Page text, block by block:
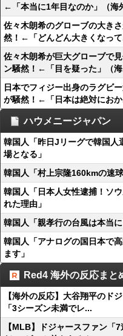
←「本当に1年目なのか」（海
佐々木朗希のグローブの大き
然！←「どんどん大きくなっ
佐々木朗希が巨大グローブで
ン騒然！←「目を疑った」（
日本でフィジー出身のラグビ
が騒然！←「日本は絶対にお
ハウメニージャパン
韓国人「昨日Jリーグで韓国人
場となる」
韓国人「村上宗隆160kmの速
韓国人「日本人女性逮捕！ソ
れた理由」
韓国人「親孝行の台風は本当
韓国人「アナログの国日本で
ます」
Red4 海外の反応まと
【海外の反応】大谷翔平のド
「3シーズン未満でレ...
【MLB】ドジャースファン